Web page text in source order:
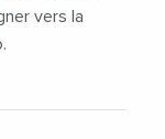
vers la